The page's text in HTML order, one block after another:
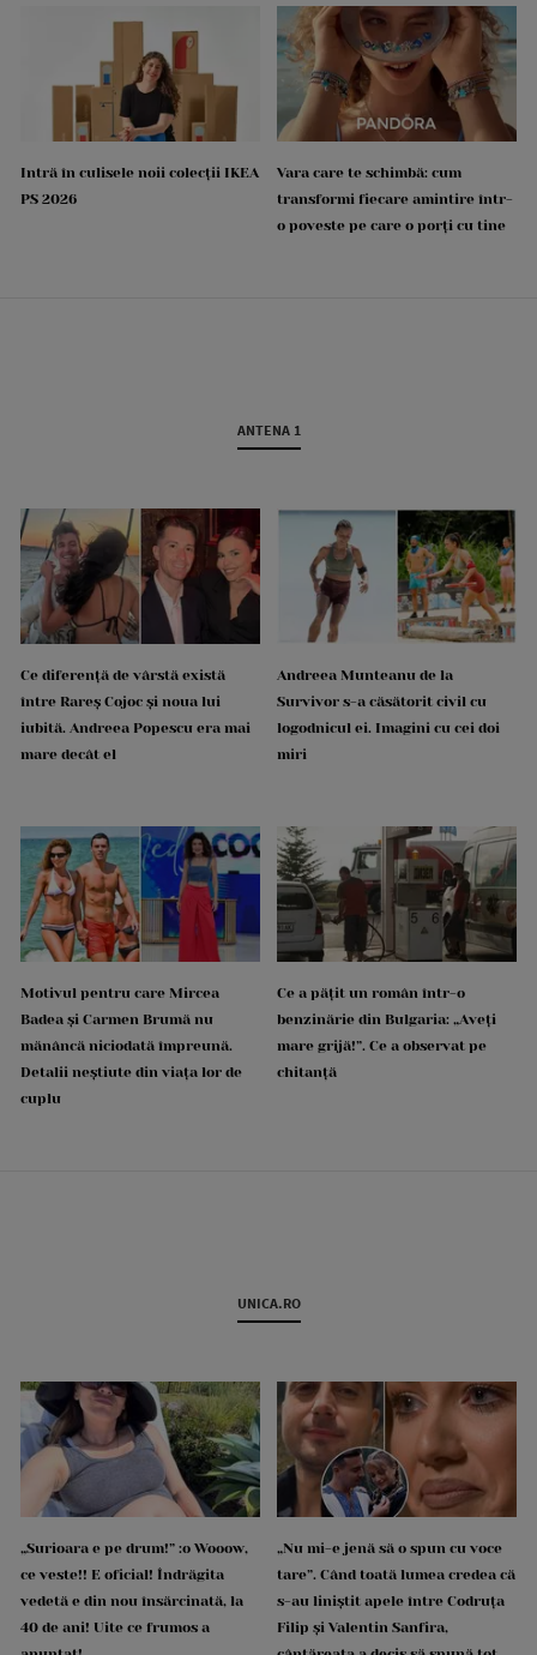
Intră în culisele noii colecții IKEA
PS 2026
Vara care te schimbă: cum
transformi fiecare amintire într-
o poveste pe care o porți cu tine
ANTENA 1
Ce diferență de vârstă există
între Rareș Cojoc și noua lui
iubită. Andreea Popescu era mai
mare decât el
Andreea Munteanu de la
Survivor s-a căsătorit civil cu
logodnicul ei. Imagini cu cei doi
miri
Motivul pentru care Mircea
Badea și Carmen Brumă nu
mănâncă niciodată împreună.
Detalii neștiute din viața lor de
cuplu
Ce a pățit un român într-o
benzinărie din Bulgaria: „Aveți
mare grijă!”. Ce a observat pe
chitanță
UNICA.RO
„Surioara e pe drum!” :o Wooow,
ce veste!! E oficial! Îndrăgita
vedetă e din nou însărcinată, la
40 de ani! Uite ce frumos a
„Nu mi-e jenă să o spun cu voce
tare”. Când toată lumea credea că
s-au liniștit apele între Codruța
Filip și Valentin Sanfira,